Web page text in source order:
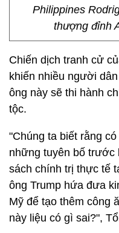
Philippines
thượng đỉnh
Chiến dịch tranh cử
khiến nhiều người
ông này sẽ thi hành
tộc.
"Chúng ta biết rằng
những tuyên bố trước
sách chính trị thực tế
ông Trump hứa đưa
Mỹ để tạo thêm công
này liệu có gì sai?",